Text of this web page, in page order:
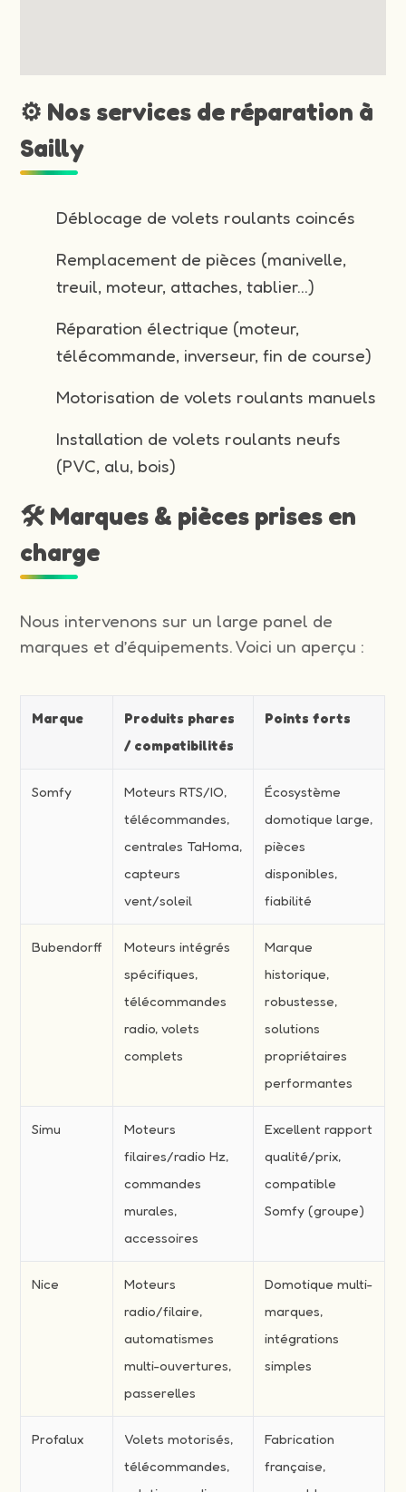
⚙️ Nos services de réparation à
Sailly
Déblocage de volets roulants coincés
Remplacement de pièces (manivelle,
treuil, moteur, attaches, tablier…)
Réparation électrique (moteur,
télécommande, inverseur, fin de course)
Motorisation de volets roulants manuels
Installation de volets roulants neufs
(PVC, alu, bois)
🛠️ Marques & pièces prises en
charge
Nous intervenons sur un large panel de
marques et d’équipements. Voici un aperçu :
Marque
Produits phares
/ compatibilités
Points forts
Somfy
Moteurs RTS/IO,
télécommandes,
centrales TaHoma,
capteurs
vent/soleil
Écosystème
domotique large,
pièces
disponibles,
fiabilité
Bubendorff
Moteurs intégrés
spécifiques,
télécommandes
radio, volets
complets
Marque
historique,
robustesse,
solutions
propriétaires
performantes
Simu
Moteurs
filaires/radio Hz,
commandes
murales,
accessoires
Excellent rapport
qualité/prix,
compatible
Somfy (groupe)
Nice
Moteurs
radio/filaire,
automatismes
multi-ouvertures,
passerelles
Domotique multi-
marques,
intégrations
simples
Profalux
Volets motorisés,
télécommandes,
Fabrication
française,